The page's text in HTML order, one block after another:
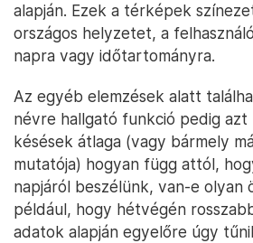
alapján. Ezek a térképek
országos helyzetet, a
napra vagy időtartományra.
Az egyéb elemzések alatt
névre hallgató funkció pedig azt
késések átlaga (vagy bármely
mutatója) hogyan függ attól,
napjáról beszélünk, van-e olyan
például, hogy hétvégén
adatok alapján egyelőre úgy